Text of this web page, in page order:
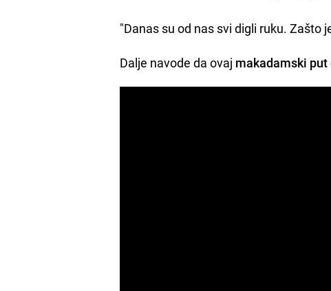
"Danas su od nas svi digli ruku. Zašto
Dalje navode da ovaj makadamski